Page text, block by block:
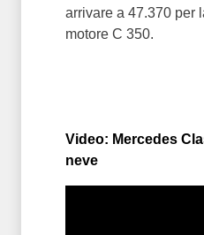
arrivare a 47.370 per
motore C 350.
Video: Mercedes
neve